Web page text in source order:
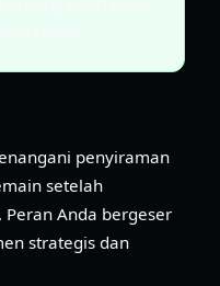
penyiraman
setelah
Anda bergeser
strategis dan